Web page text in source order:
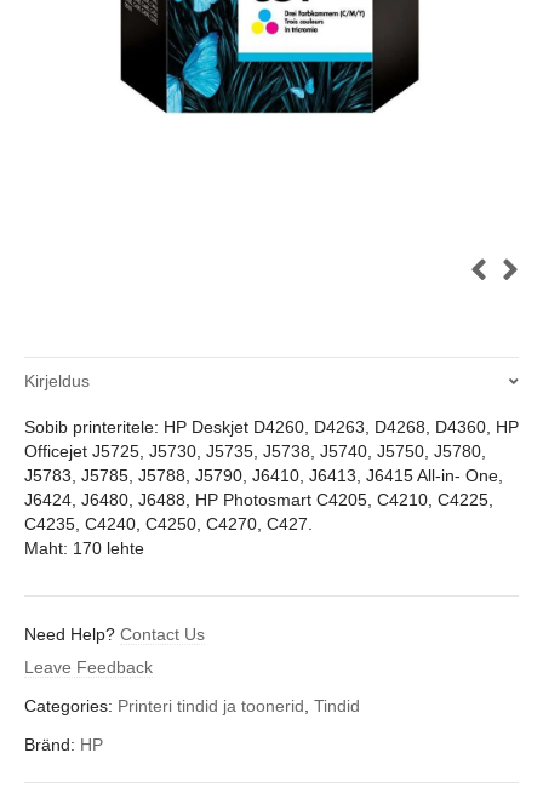
Kirjeldus
Sobib printeritele: HP Deskjet D4260, D4263, D4268, D4360, HP
Officejet J5725, J5730, J5735, J5738, J5740, J5750, J5780,
J5783, J5785, J5788, J5790, J6410, J6413, J6415 All-in- One,
J6424, J6480, J6488, HP Photosmart C4205, C4210, C4225,
C4235, C4240, C4250, C4270, C427.
Maht: 170 lehte
Need Help? Contact Us
Leave Feedback
Categories: Printeri tindid ja toonerid Tindid
Bränd: HP